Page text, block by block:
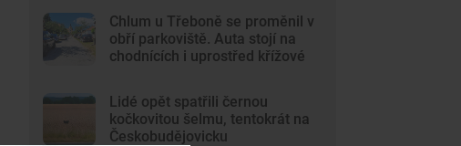
Chlum u Třeboně se proměnil v
obří parkoviště. Auta stojí na
chodnících i uprostřed křížové
Lidé opět spatřili černou
kočkovitou šelmu, tentokrát na
Českobudějovicku